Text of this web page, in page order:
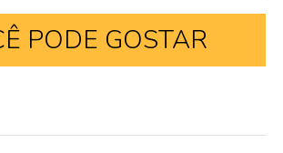
PODE GOSTAR